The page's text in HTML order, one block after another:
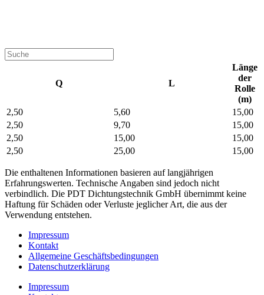
Q L
Länge
der
Rolle
(m)
2,50
5,60
15,00
2,50
9,70
15,00
2,50
15,00
15,00
2,50
25,00 15,00
Die enthaltenen Informationen basieren auf langjährigen
Erfahrungswerten. Technische Angaben sind jedoch nicht
verbindlich. Die PDT Dichtungstechnik GmbH übernimmt keine
Haftung für Schäden oder Verluste jeglicher Art, die aus der
Verwendung entstehen.
Impressum
Kontakt
Allgemeine Geschäftsbedingungen
Datenschutzerklärung
Impressum